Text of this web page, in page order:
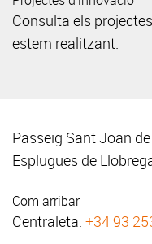
Consulta els
estem realitzant.
Passeig Sant Joan
Esplugues de
Com arribar
Centraleta: +34 93